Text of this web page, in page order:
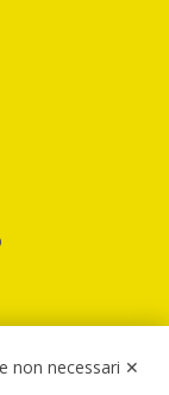
non necessari ✕